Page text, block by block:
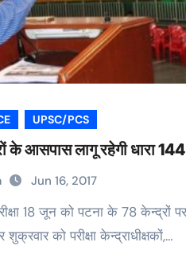
UPSC/PCS
के आसपास लागू रहेगी धारा 144
Jun 16, 2017
को परीक्षा केन्द्राधीक्षकों,…